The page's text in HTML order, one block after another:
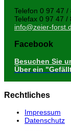
Telefon 0 97 47 /
Telefax 0 97 47 /
info@zeier-
Facebook
Besuchen Sie
Über ein
Rechtliches
Impressum
Datenschutz